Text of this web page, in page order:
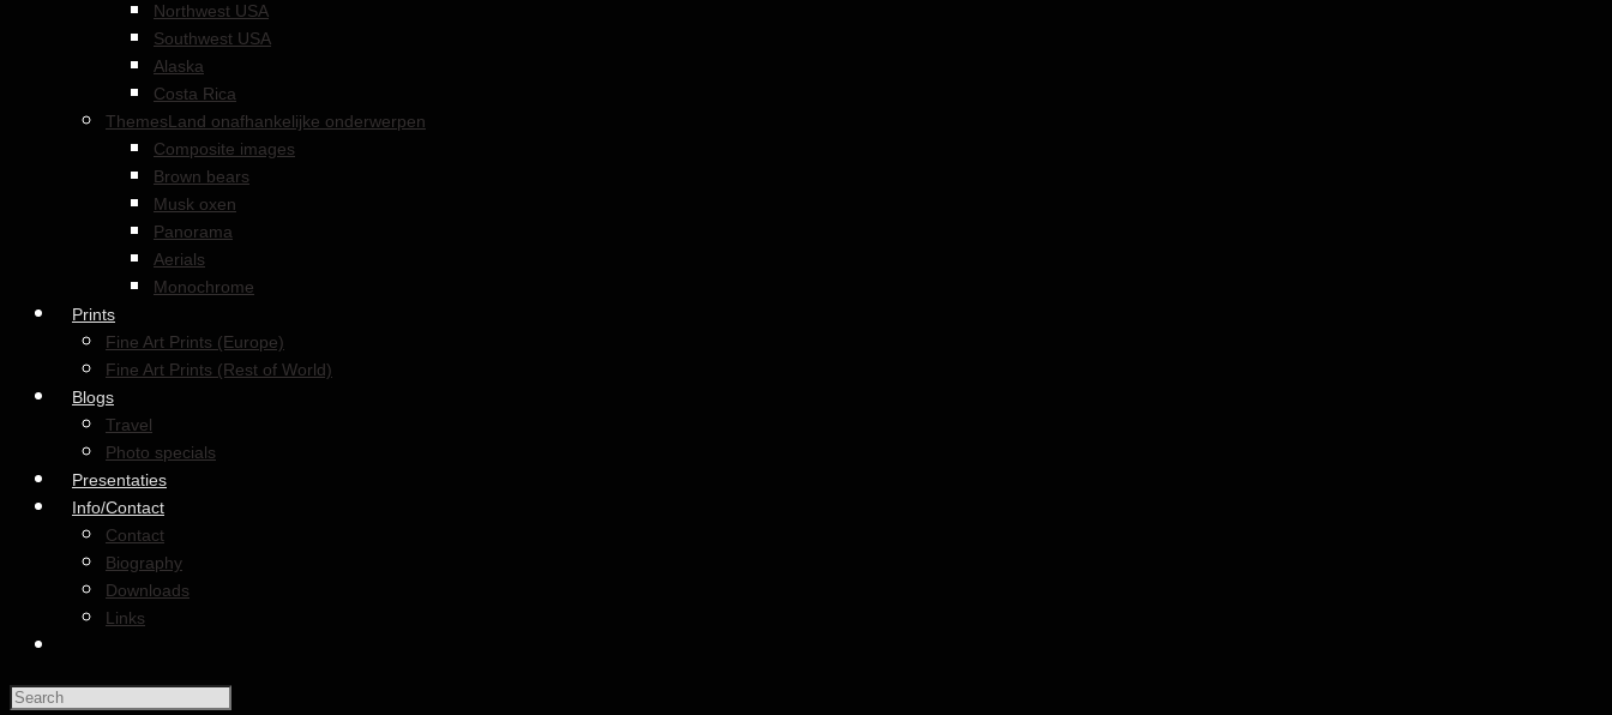
Northwest USA
Southwest USA
Alaska
Costa Rica
ThemesLand onafhankelijke onderwerpen
Composite images
Brown bears
Musk oxen
Panorama
Aerials
Monochrome
Prints
Fine Art Prints (Europe)
Fine Art Prints (Rest of World)
Blogs
Travel
Photo specials
Presentaties
Info/Contact
Contact
Biography
Downloads
Links